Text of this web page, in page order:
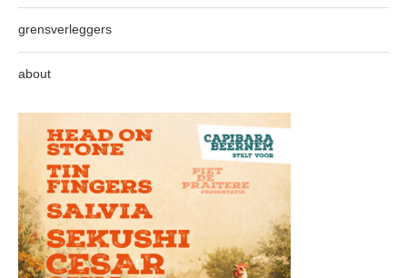
grensverleggers
about